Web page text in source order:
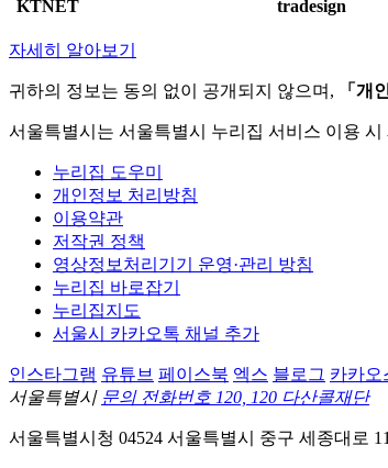
KTNET tradesign
자세히 알아보기
귀하의 정보는 동의 없이 공개되지 않으며, 「개
서울특별시는 서울특별시 누리집 서비스 이용
누리집 도우미
개인정보 처리방침
이용약관
저작권 정책
영상정보처리기기 운영·관리 방침
누리집 바로잡기
누리집지도
서울시 카카오톡 채널 추가
인스타그램 유튜브 페이스북 엑스 블로그 카카오
서울특별시 문의 전화번호 120, 120 다산콜재단
서울특별시청 04524 서울특별시 중구 세종대로